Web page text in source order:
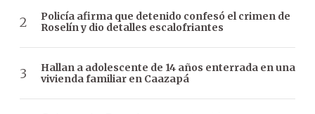
Policía afirma que detenido confesó el crimen de
Roselín y dio detalles escalofriantes
Hallan a adolescente de 14 años enterrada en una
vivienda familiar en Caazapá